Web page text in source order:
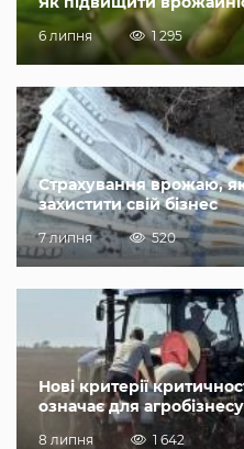
6 липня 1 295
Страхування врожаю,
захистити свій бізнес
7 липня 520
Нові критерії
означає для агробізнесу
8 липня 1 642